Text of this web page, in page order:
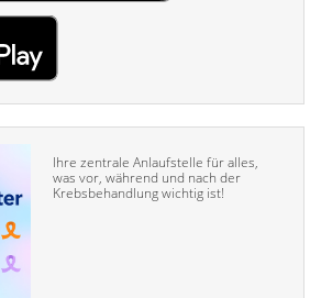
Ihre zentrale Anlaufstelle für alles,
was vor, während und nach der
Krebsbehandlung wichtig ist!